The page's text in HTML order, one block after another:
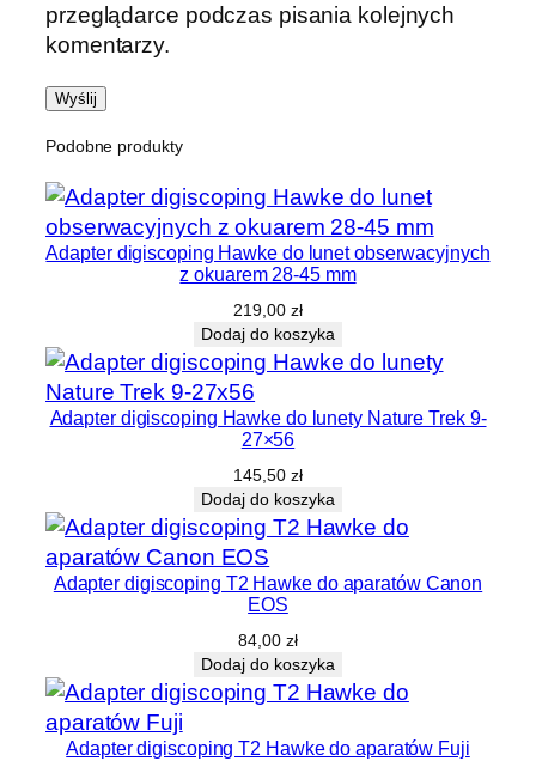
przeglądarce podczas pisania kolejnych
komentarzy.
Podobne produkty
Adapter digiscoping Hawke do lunet obserwacyjnych
z okuarem 28-45 mm
219,00 zł
Dodaj do koszyka
Adapter digiscoping Hawke do lunety Nature Trek 9-
27×56
145,50 zł
Dodaj do koszyka
Adapter digiscoping T2 Hawke do aparatów Canon
EOS
84,00 zł
Dodaj do koszyka
Adapter digiscoping T2 Hawke do aparatów Fuji